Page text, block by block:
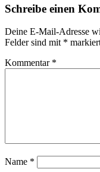
Schreibe einen
Deine E-Mail-Adresse
Felder sind mit *
Kommentar *
Name *